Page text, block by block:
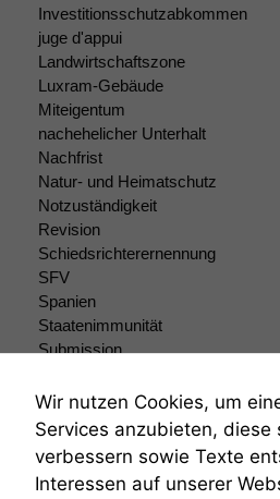
Investitionsschutzabkommen
juge d'appui
Landwirtschaftszone
Luxram-Gebäude
Miteigentum
nachehelicher Unterhalt
Nachfrist
Natur- und Heimatschutz
Notzuständigkeit
Revision
Schiedsrichterernennung
SFV
Spanien
Staatenimmunität
Submission
Teilungsklage
Venezuela
VRK
Wiederherstellungsanordnung
Zivilprozessordnung
Wir nutzen Cookies, um
Services anzubieten, diese
verbessern sowie Texte
Interessen auf unserer